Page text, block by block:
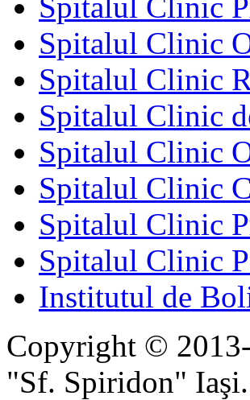
Spitalul Clinic
Spitalul Clinic
Spitalul Clinic
Spitalul Clinic
Spitalul Clinic
Spitalul Clinic
Spitalul Clinic
Institutul de
Copyright ©
"Sf. Spiridon"